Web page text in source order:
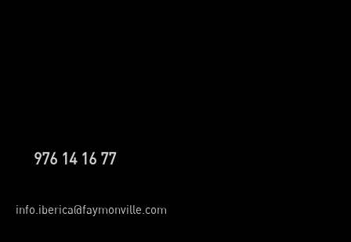
976 14 16 77
info.iberica@faymonville.com